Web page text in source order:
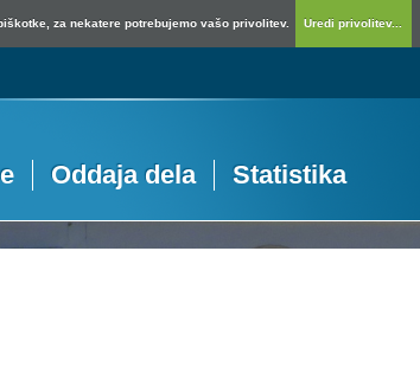
za nekatere potrebujemo vašo privolitev. Uredi privolitev...
Oddaja dela Statistika